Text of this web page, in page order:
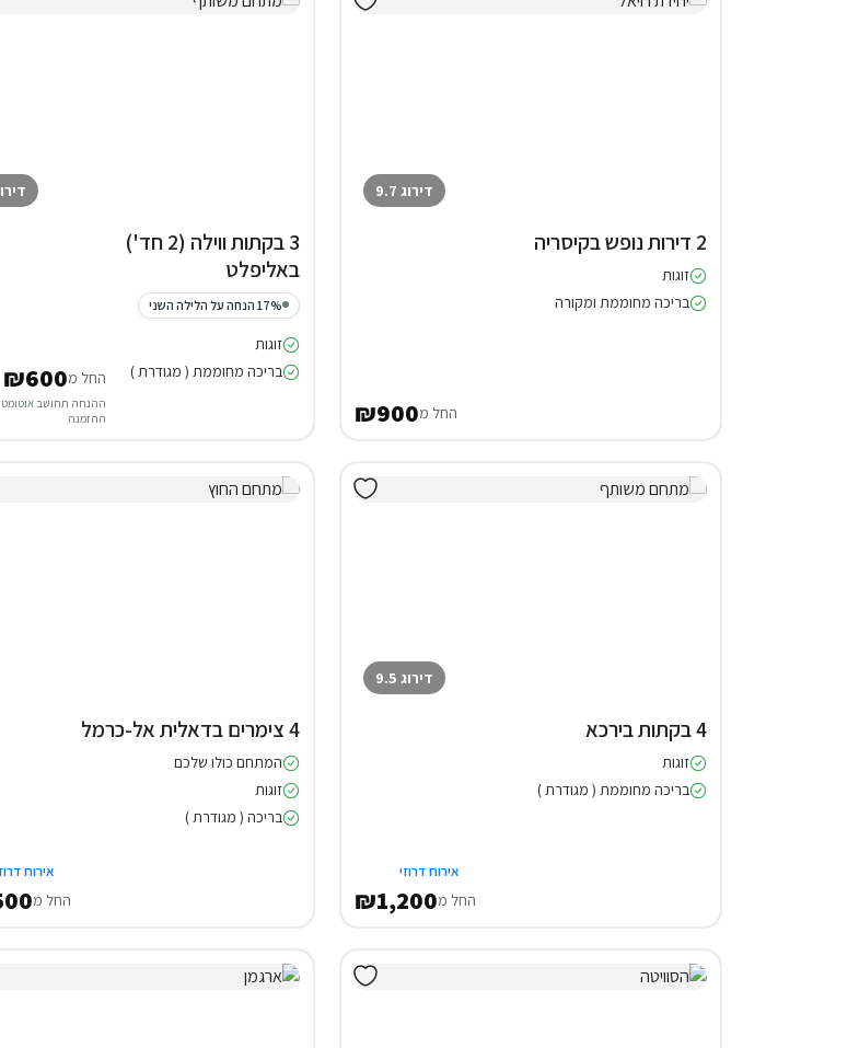
דירוג 9.7
2 דירות נופש בקיסריה
זוגות
בריכה מחוממת ומקורה
החל מ₪900
דירוג
3 בקתות ווילה (2 חד')
באליפלט
17% הנחה על הלילה השני
זוגות
בריכה מחוממת ( מגודרת )
החל מ₪600
ההנחה תחושב
ההזמנה
דירוג 9.5
4 בקתות בירכא
זוגות
בריכה מחוממת ( מגודרת )
אירוח דרוזי
החל מ₪1,200
4 צימרים בדאלית אל-כרמל
המתחם כולו שלכם
זוגות
בריכה ( מגודרת )
אירוח
החל מ